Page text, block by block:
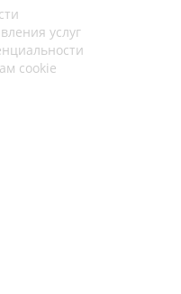
услуг
cookie